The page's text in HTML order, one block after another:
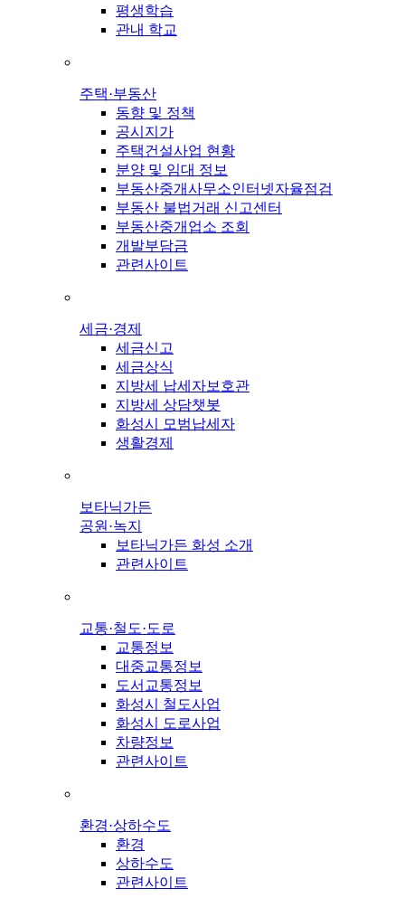
평생학습
관내 학교
주택·부동산
동향 및 정책
공시지가
주택건설사업 현황
분양 및 임대 정보
부동산중개사무소인터넷자율점검
부동산 불법거래 신고센터
부동산중개업소 조회
개발부담금
관련사이트
세금·경제
세금신고
세금상식
지방세 납세자보호관
지방세 상담챗봇
화성시 모범납세자
생활경제
보타닉가든
공원·녹지
보타닉가든 화성 소개
관련사이트
교통·철도·도로
교통정보
대중교통정보
도서교통정보
화성시 철도사업
화성시 도로사업
차량정보
관련사이트
환경·상하수도
환경
상하수도
관련사이트